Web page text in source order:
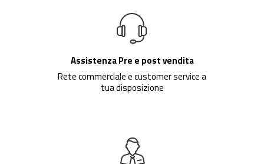
Assistenza Pre e post vendita
Rete commerciale e customer service a
tua disposizione